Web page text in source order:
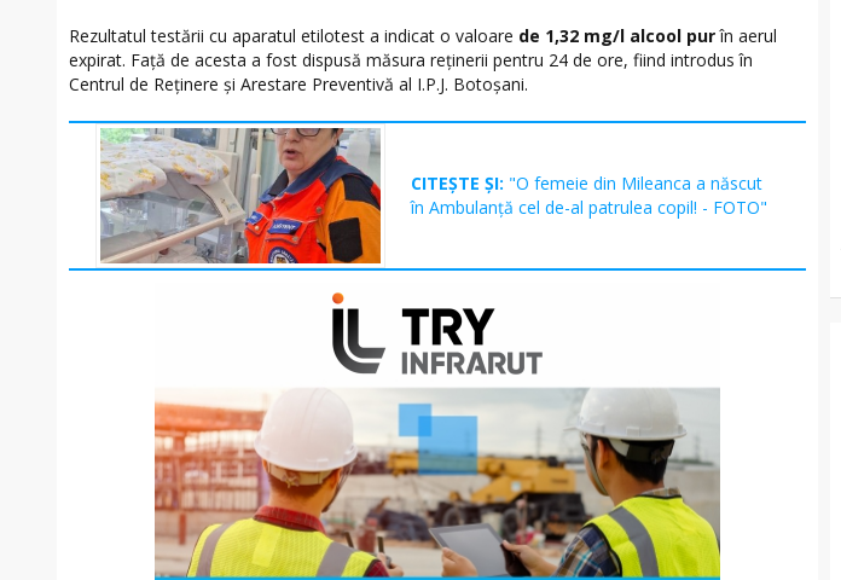
Rezultatul testării cu aparatul etilotest a indicat o valoare de 1,32 mg/l alcool purîn aerul
expirat. Față de acesta a fost dispusă măsura reținerii pentru 24 de ore, fiind introdus în
Centrul de Reținere și Arestare Preventivă al I.P.J. Botoșani.
CITEȘTE ȘI: "O femeie din Mileanca a născut
în Ambulanță cel de-al patrulea copil! - FOTO"